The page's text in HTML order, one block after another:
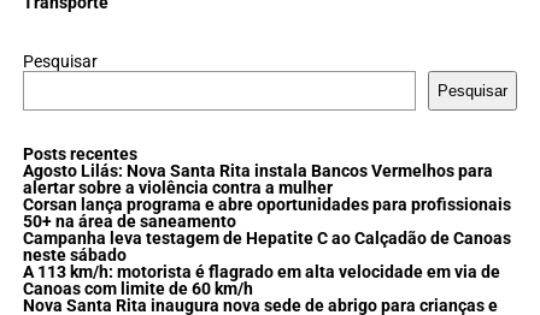
Pesquisar
Pesquisar
Posts recentes
Agosto Lilás: Nova Santa Rita instala Bancos Vermelhos para
alertar sobre a violência contra a mulher
Corsan lança programa e abre oportunidades para profissionais
50+ na área de saneamento
Campanha leva testagem de Hepatite C ao Calçadão de Canoas
neste sábado
A 113 km/h: motorista é flagrado em alta velocidade em via de
Canoas com limite de 60 km/h
Nova Santa Rita inaugura nova sede de abrigo para crianças e